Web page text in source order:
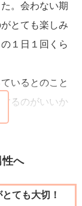
。会わない期
とても楽しみ
１日１回くら
いるとのこと
るのがいいか
いに、自分の
んよ。あと、
性へ
ても大切！